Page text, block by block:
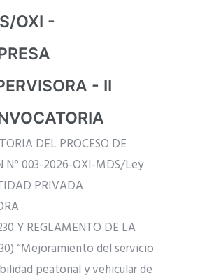
OXI -
- II
DEL PROCESO DE
N° 003-2026-OXI-MDS/Ley
PRIVADA
Y REGLAMENTO DE LA
“Mejoramiento del servicio
peatonal y vehicular de